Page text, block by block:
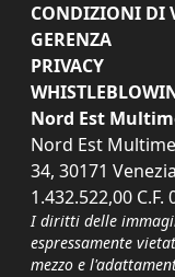
CONDIZIONI DI
GERENZA
PRIVACY
Nord Est
Nord Est
34, 30171
1.432.522,00 C.F.
I diritti delle
espressamente
mezzo e